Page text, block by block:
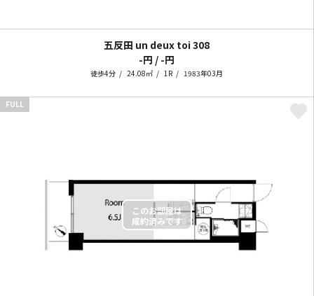
五反田 un deux toi308
-円 / -円
徒歩4分 24.08㎡ 1R 1983年03月
FULL